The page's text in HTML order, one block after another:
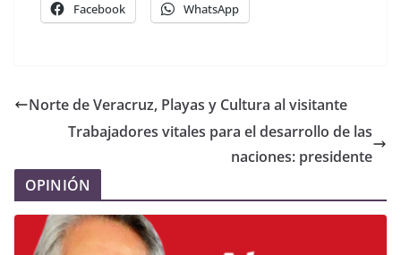
Facebook WhatsApp
Norte de Veracruz, Playas y Cultura al visitante
Trabajadores vitales para el desarrollo de las
naciones: presidente
OPINIÓN